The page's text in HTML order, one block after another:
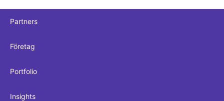
Partners
Företag
Portfolio
Insights